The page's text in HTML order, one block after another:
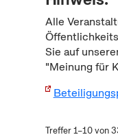
Alle
Sie auf
"Meinung für
Treffer 1–10 von